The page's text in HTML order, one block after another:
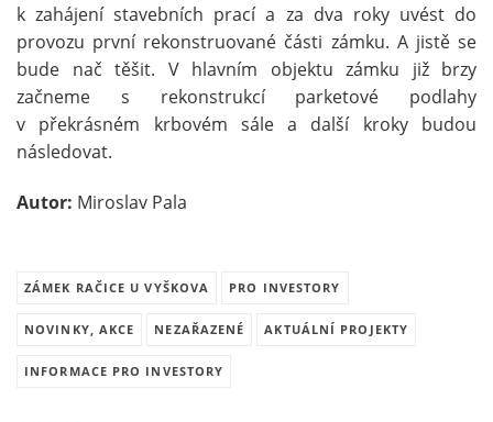
k zahájení stavebních prací a za dva roky uvést do
provozu první rekonstruované části zámku. A jistě se
bude nač těšit. V hlavním objektu zámku již brzy
začneme s rekonstrukcí parketové podlahy
v překrásném krbovém sále a další kroky budou
následovat.
Autor: Miroslav Pala
ZÁMEK RAČICE U VYŠKOVA PRO INVESTORY
NOVINKY, AKCE NEZAŘAZENÉ AKTUÁLNÍ PROJEKTY
INFORMACE PRO INVESTORY